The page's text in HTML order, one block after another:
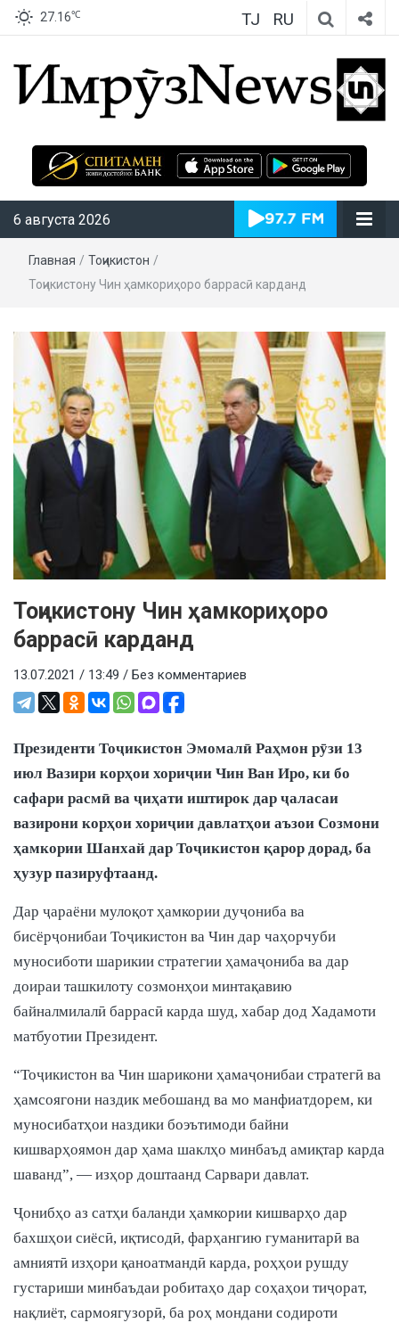
27.16℃ TJ RU
ИмрӯзNews
6 августа 2026
Главная / Тоҷикистон /
Тоҷикистону Чин ҳамкориҳоро баррасӣ карданд
Тоҷикистону Чин ҳамкориҳоро
баррасӣ карданд
13.07.2021 / 13:49 / Без комментариев
Президенти Тоҷикистон Эмомалӣ Раҳмон рӯзи 13
июл Вазири корҳои хориҷии Чин Ван Иро, ки бо
сафари расмӣ ва ҷиҳати иштирок дар ҷаласаи
вазирони корҳои хориҷии давлатҳои аъзои Созмони
ҳамкории Шанхай дар Тоҷикистон қарор дорад, ба
ҳузур пазируфтаанд.
Дар ҷараёни мулоқот ҳамкории дуҷониба ва
бисёрҷонибаи Тоҷикистон ва Чин дар чаҳорчуби
муносиботи шарикии стратегии ҳамаҷониба ва дар
доираи ташкилоту созмонҳои минтақавию
байналмилалӣ баррасӣ карда шуд, хабар дод Хадамоти
матбуотии Президент.
“Тоҷикистон ва Чин шарикони ҳамаҷонибаи стратегӣ ва
ҳамсоягони наздик мебошанд ва мо манфиатдорем, ки
муносибатҳои наздики боэътимоди байни
кишварҳоямон дар ҳама шаклҳо минбаъд амиқтар карда
шаванд”, — изҳор доштаанд Сарвари давлат.
Ҷонибҳо аз сатҳи баланди ҳамкории кишварҳо дар
бахшҳои сиёсӣ, иқтисодӣ, фарҳангию гуманитарӣ ва
амниятӣ изҳори қаноатмандӣ карда, роҳҳои рушду
густариши минбаъдаи робитаҳо дар соҳаҳои тиҷорат,
нақлиёт, сармоягузорӣ, ба роҳ мондани содироти